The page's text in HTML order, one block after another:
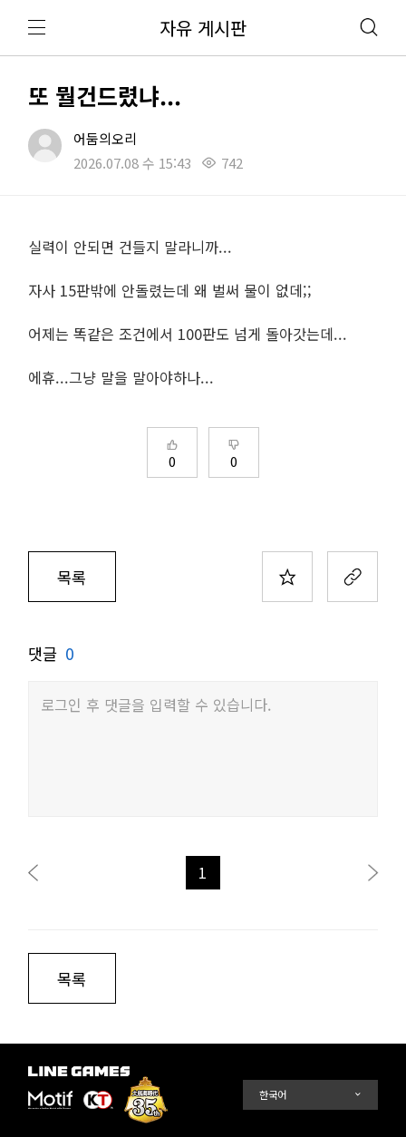
자유 게시판
또 뭘건드렸냐...
어둠의오리
2026.07.08 수 15:43
742
실력이 안되면 건들지 말라니까...
자사 15판밖에 안돌렸는데 왜 벌써 물이 없데;;
어제는 똑같은 조건에서 100판도 넘게 돌아갓는데...
에휴...그냥 말을 말아야하나...
0 0
목록
댓글 0
로그인 후 댓글을 입력할 수 있습니다.
1
목록